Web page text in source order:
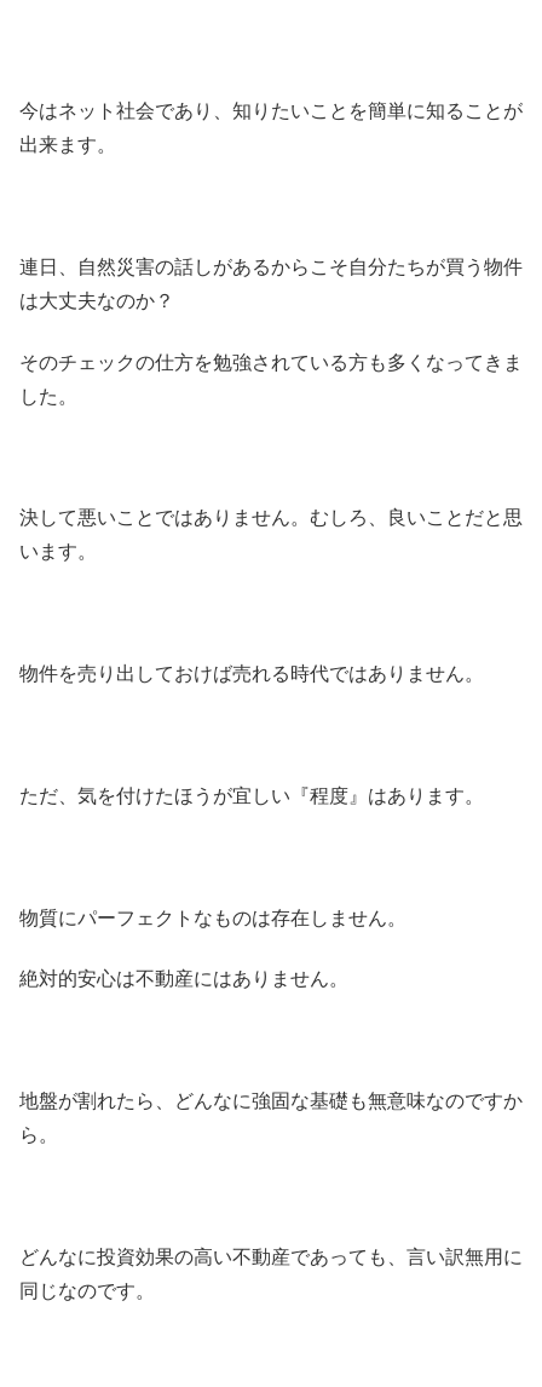
今はネット社会であり、知りたいことを簡単に知ることが
出来ます。
連日、自然災害の話しがあるからこそ自分たちが買う物件
は大丈夫なのか？
そのチェックの仕方を勉強されている方も多くなってきま
した。
決して悪いことではありません。むしろ、良いことだと思
います。
物件を売り出しておけば売れる時代ではありません。
ただ、気を付けたほうが宜しい『程度』はあります。
物質にパーフェクトなものは存在しません。
絶対的安心は不動産にはありません。
地盤が割れたら、どんなに強固な基礎も無意味なのですか
ら。
どんなに投資効果の高い不動産であっても、言い訳無用に
同じなのです。